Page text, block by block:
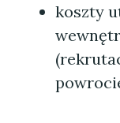
koszty